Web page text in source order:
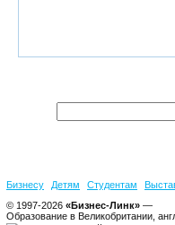
Бизнесу Детям Студентам
© 1997-2026 «Бизнес-Линк» —
Образование в Великобритании,